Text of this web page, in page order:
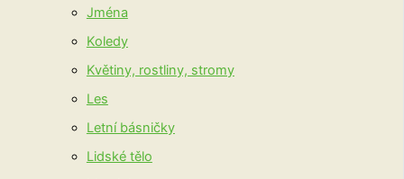
Jména
Koledy
Květiny, rostliny, stromy
Les
Letní básničky
Lidské tělo